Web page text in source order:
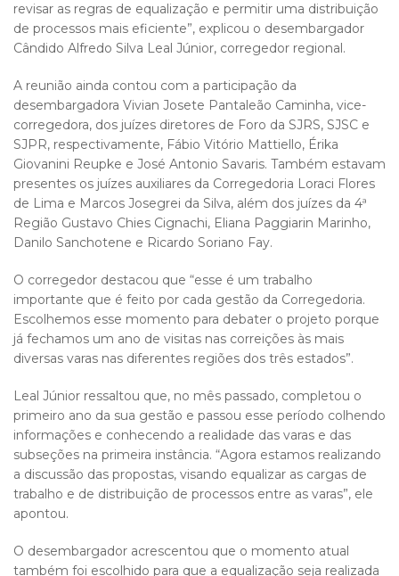
revisar as regras de equalização e permitir uma distribuição
de processos mais eficiente”, explicou o desembargador
Cândido Alfredo Silva Leal Júnior, corregedor regional.
A reunião ainda contou com a participação da
desembargadora Vivian Josete Pantaleão Caminha, vice-
corregedora, dos juízes diretores de Foro da SJRS, SJSC e
SJPR, respectivamente, Fábio Vitório Mattiello, Érika
Giovanini Reupke e José Antonio Savaris. Também estavam
presentes os juízes auxiliares da Corregedoria Loraci Flores
de Lima e Marcos Josegrei da Silva, além dos juízes da 4ª
Região Gustavo Chies Cignachi, Eliana Paggiarin Marinho,
Danilo Sanchotene e Ricardo Soriano Fay.
O corregedor destacou que “esse é um trabalho
importante que é feito por cada gestão da Corregedoria.
Escolhemos esse momento para debater o projeto porque
já fechamos um ano de visitas nas correições às mais
diversas varas nas diferentes regiões dos três estados”.
Leal Júnior ressaltou que, no mês passado, completou o
primeiro ano da sua gestão e passou esse período colhendo
informações e conhecendo a realidade das varas e das
subseções na primeira instância. “Agora estamos realizando
a discussão das propostas, visando equalizar as cargas de
trabalho e de distribuição de processos entre as varas”, ele
apontou.
O desembargador acrescentou que o momento atual
também foi escolhido para que a equalização seja realizada